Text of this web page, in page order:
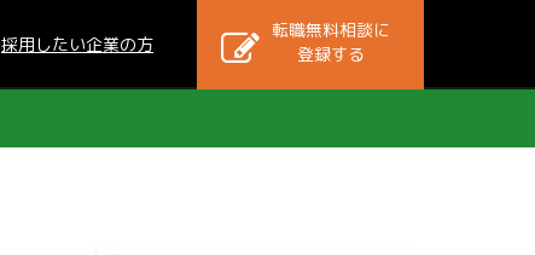
採用したい企業の方
転職無料相談に
登録する